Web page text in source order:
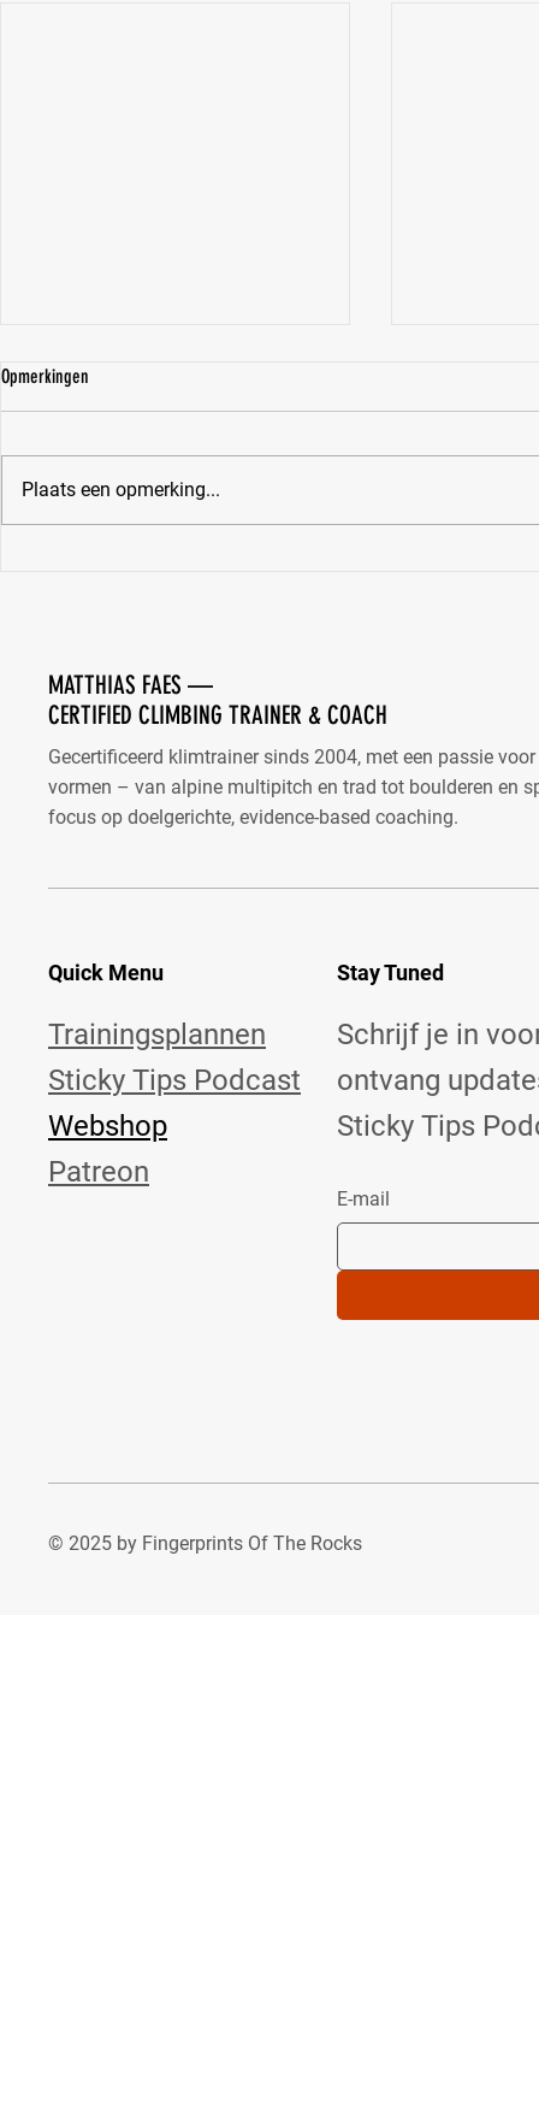
Waarom winnaars je misleiden
Grades & Ego
Opmerkingen
Plaats een opmerking...
MATTHIAS FAES —
CERTIFIED CLIMBING TRAINER & COACH
Gecertificeerd klimtrainer sinds 2004, met een passie
vormen – van alpine multipitch en trad tot boulderen en
focus op doelgerichte, evidence-based coaching.
Quick Menu
Trainingsplannen
Sticky Tips Podcast
Webshop
Patreon
Stay Tuned
Schrijf je in
ontvang
Sticky Tips
E-mail
© 2025 by Fingerprints Of The Rocks